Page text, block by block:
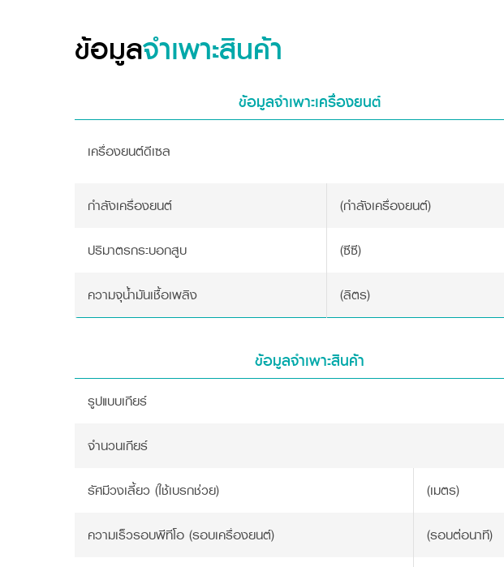
ข้อมูลจำเพาะสินค้า
ข้อมูลจำเพาะเครื่องยนต์
เครื่องยนต์ดีเซล
กำลังเครื่องยนต์ (กำลังเครื่องยนต์)
ปริมาตรกระบอกสูบ (ซีซี)
ความจุน้ำมันเชื้อเพลิง (ลิตร)
ข้อมูลจำเพาะสินค้า
รูปแบบเกียร์
จำนวนเกียร์
รัศมีวงเลี้ยว (ใช้เบรกช่วย) (เมตร)
ความเร็วรอบพีทีโอ (รอบเครื่องยนต์) (รอบต่อนาที)